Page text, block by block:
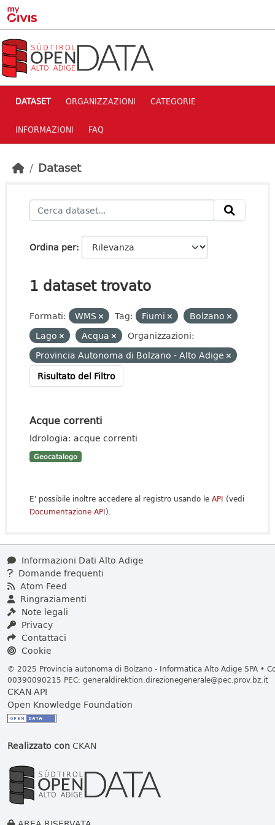
Skip to main content
DATASET ORGANIZZAZIONI CATEGORIE
INFORMAZIONI FAQ
Dataset
Ordina per
1 dataset trovato
Formati: WMS Tag: Fiumi
Bolzano
Lago
Acqua
Organizzazioni:
Provincia Autonoma di Bolzano - Alto Adige
Risultato del Filtro
Acque correnti
Idrologia: acque correnti
Geocatalogo
E' possibile inoltre accedere al registro usando le API (vedi
Documentazione API).
Informazioni Dati Alto Adige
Domande frequenti
Atom Feed
Ringraziamenti
Note legali
Privacy
Contattaci
Cookie
© 2025 Provincia autonoma di Bolzano - Informatica Alto Adige SPA •
00390090215 PEC: generaldirektion.direzionegenerale@pec.prov.bz.it
CKAN API
Open Knowledge Foundation
Realizzato conCKAN